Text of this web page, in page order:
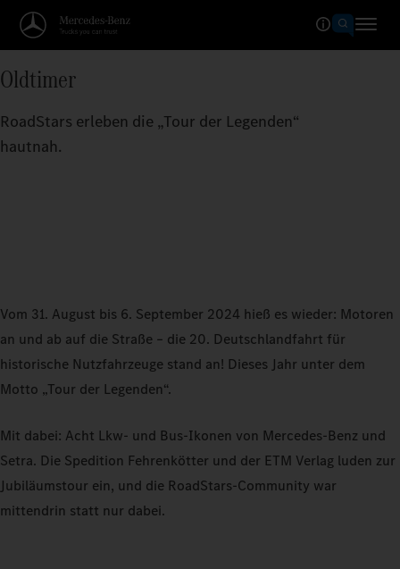
Oldtimer
RoadStars erleben die „Tour der Legenden“
hautnah.
Vom 31. August bis 6. September 2024 hieß es wieder: Motoren
an und ab auf die Straße – die 20. Deutschlandfahrt für
historische Nutzfahrzeuge stand an! Dieses Jahr unter dem
Motto „Tour der Legenden“.
Mit dabei: Acht Lkw- und Bus-Ikonen von Mercedes-Benz und
Setra. Die Spedition Fehrenkötter und der ETM Verlag luden zur
Jubiläumstour ein, und die RoadStars-Community war
mittendrin statt nur dabei.